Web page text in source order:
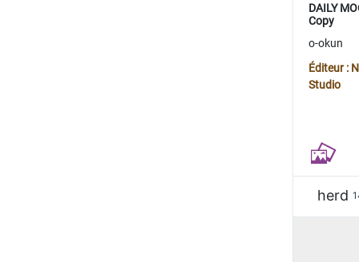
DAILY
Copy
o-okun
Éditeur :
Studio
herd